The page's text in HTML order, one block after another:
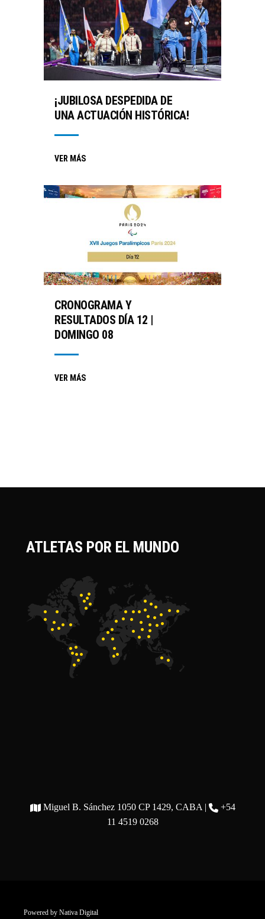
¡JUBILOSA DESPEDIDA DE
UNA ACTUACIÓN HISTÓRICA!
VER MÁS
CRONOGRAMA Y
RESULTADOS DÍA 12 |
DOMINGO 08
VER MÁS
ATLETAS POR EL MUNDO
Miguel B. Sánchez 1050 CP 1429, CABA |
+54
11 4519 0268
Powered by Nativa Digital